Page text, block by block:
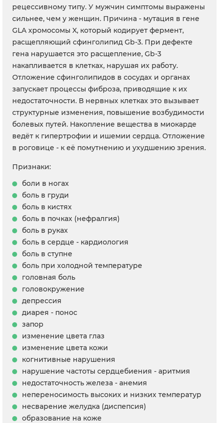
рецессивному типу. У мужчин симптомы выражены
сильнее, чем у женщин. Причина - мутация в гене
GLA хромосомы X, который кодирует фермент,
расщепляющий сфинголипид Gb-3. При дефекте
гена нарушается это расщепление, Gb-3
накапливается в клетках, нарушая их работу.
Отложение сфинголипидов в сосудах и органах
запускает процессы фиброза, приводящие к их
недостаточности. В нервных клетках это вызывает
структурные изменения, повышение возбудимости
болевых путей. Накопление вещества в миокарде
ведёт к гипертрофии и ишемии сердца. Отложение
в роговице - к её помутнению и ухудшению зрения.
Признаки:
боли в ногах
боль в груди
боль в кистях
боль в почках (нефралгия)
боль в руках
боль в сердце - кардиология
боль в ступне
боль при холодной температуре
головная боль
головокружение
депрессия
диарея - понос
запор
изменение цвета глаз
изменение цвета кожи
когнитивные нарушения
нарушение частоты сердцебиения - аритмия
недостаточность железа - анемия
непереносимость высоких и низких температур
несварение желудка (диспепсия)
образование на коже